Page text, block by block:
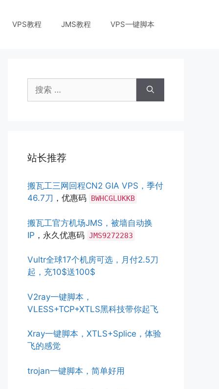
VPS教程 JMS教程 VPS一键脚本
索：
站长推荐
搬瓦工三网回程CN2 GIA VPS，季付
46.7刀 ，优惠码 BWHCGLUKKB
搬瓦工官方机场JMS，被墙自动换
IP ，永久优惠码 JMS9272283
Vultr全球17个机房可选，月付2.5刀
起，充10$送100$
V2ray一键脚本，
VLESS+TCP+XTLS黑科技带你起飞
Xray一键脚本，XTLS+Splice，体验
飞的感觉
trojan一键脚本，简单好用